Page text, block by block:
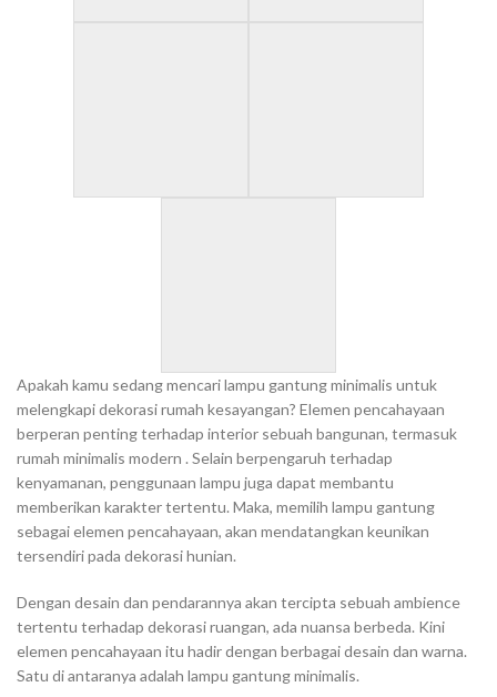
Apakah kamu sedang mencari lampu gantung minimalis untuk
melengkapi dekorasi rumah kesayangan? Elemen pencahayaan
berperan penting terhadap interior sebuah bangunan, termasuk
rumah minimalis modern . Selain berpengaruh terhadap
kenyamanan, penggunaan lampu juga dapat membantu
memberikan karakter tertentu. Maka, memilih lampu gantung
sebagai elemen pencahayaan, akan mendatangkan keunikan
tersendiri pada dekorasi hunian.
Dengan desain dan pendarannya akan tercipta sebuah ambience
tertentu terhadap dekorasi ruangan, ada nuansa berbeda. Kini
elemen pencahayaan itu hadir dengan berbagai desain dan warna.
Satu di antaranya adalah lampu gantung minimalis.